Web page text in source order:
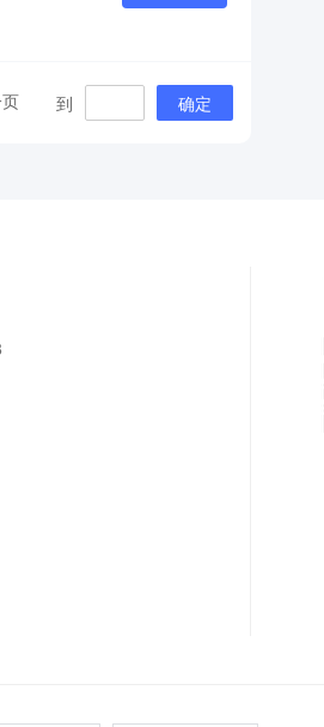
到 确定